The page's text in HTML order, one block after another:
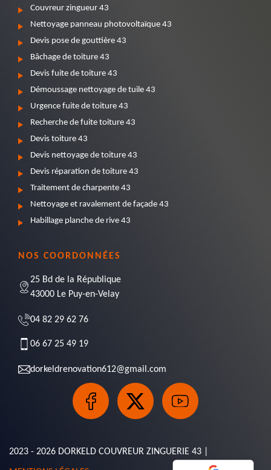
Couvreur zingueur 43
Nettoyage panneau photovoltaïque 43
Devis pose de gouttière 43
Bâchage de toiture 43
Devis fuite de toiture 43
Démoussage nettoyage de tuile 43
Urgence fuite de toiture 43
Recherche de fuite toiture 43
Devis toiture 43
Devis nettoyage de toiture 43
Devis réparation de toiture 43
Traitement de charpente 43
Nettoyage et ravalement de façade 43
Habillage planche de rive 43
NOS COORDONNÉES
25 Bd de la République
43000 Le Puy-en-Velay
04 82 29 62 76
06 67 25 49 19
dorkeldrenovation612@gmail.com
2023 - 2026 DORKELD COUVREUR ZINGUERIE 43 |